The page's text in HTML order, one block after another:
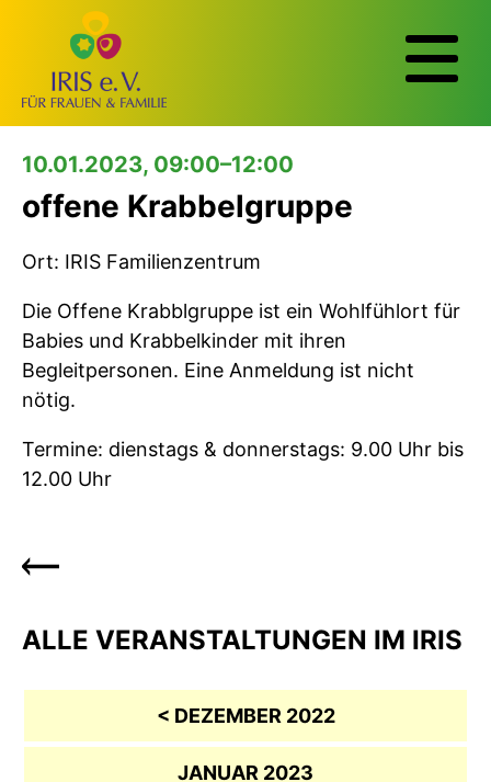
10.01.2023, 09:00–12:00
offene Krabbelgruppe
Ort: IRIS Familienzentrum
Die Offene Krabblgruppe ist ein Wohlfühlort für
Babies und Krabbelkinder mit ihren
Begleitpersonen. Eine Anmeldung ist nicht
nötig.
Termine: dienstags & donnerstags: 9.00 Uhr bis
12.00 Uhr
ALLE VERANSTALTUNGEN IM IRIS
< DEZEMBER 2022
JANUAR 2023